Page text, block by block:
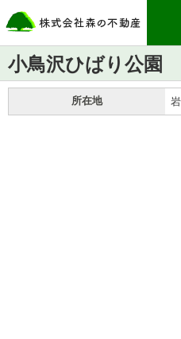
小鳥沢ひばり公園
所在地